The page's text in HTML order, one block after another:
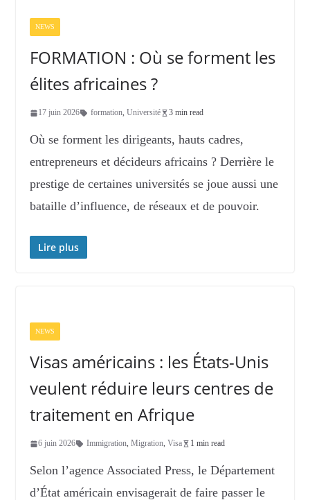
NEWS
FORMATION : Où se forment les
élites africaines ?
17 juin 2026 formation, Université 3 min read
Où se forment les dirigeants, hauts cadres,
entrepreneurs et décideurs africains ? Derrière le
prestige de certaines universités se joue aussi une
bataille d’influence, de réseaux et de pouvoir.
Lire plus
NEWS
Visas américains : les États-Unis
veulent réduire leurs centres de
traitement en Afrique
6 juin 2026 Immigration, Migration, Visa 1 min read
Selon l’agence Associated Press, le Département
d’État américain envisagerait de faire passer le